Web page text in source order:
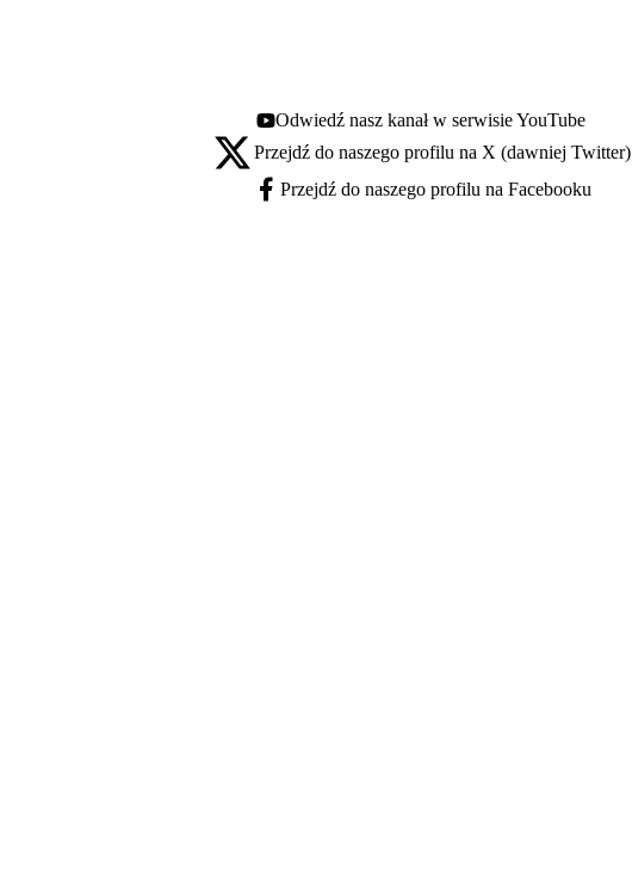
Youtube - otwiera się w nowej karcie
Odwiedź nasz kanał w serwisie YouTube
X - otwiera się w nowej karcie
Przejdź do naszego profilu na X (dawniej Twitter)
Facebook - otwiera się w nowej karcie
Przejdź do naszego profilu na Facebooku